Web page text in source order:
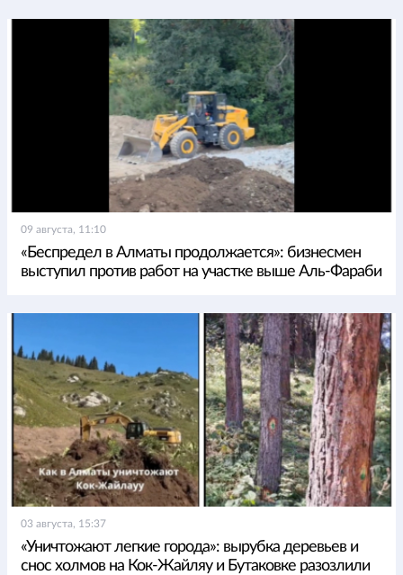
09 августа, 11:10
«Беспредел в Алматы продолжается»: бизнесмен
выступил против работ на участке выше Аль-Фараби
03 августа, 15:37
«Уничтожают легкие города»: вырубка деревьев и
снос холмов на Кок-Жайляу и Бутаковке разозлили